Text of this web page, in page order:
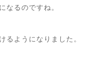
なるのですね。
るようになりました。